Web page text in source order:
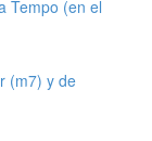
Tempo (en el
(m7) y de